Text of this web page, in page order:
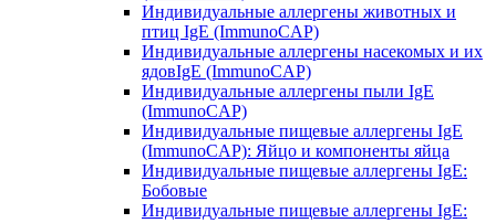
Индивидуальные аллергены животных и
птиц IgE (ImmunoCAP)
Индивидуальные аллергены насекомых и их
ядовIgE (ImmunoCAP)
Индивидуальные аллергены пыли IgE
(ImmunoCAP)
Индивидуальные пищевые аллергены IgE
(ImmunoCAP): Яйцо и компоненты яйца
Индивидуальные пищевые аллергены IgE:
Бобовые
Индивидуальные пищевые аллергены IgE: